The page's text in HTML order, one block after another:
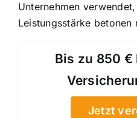
Unternehmen
Leistungsstärke betonen
Bis zu 850 €
Jetzt